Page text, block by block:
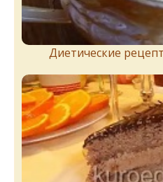
Диетические